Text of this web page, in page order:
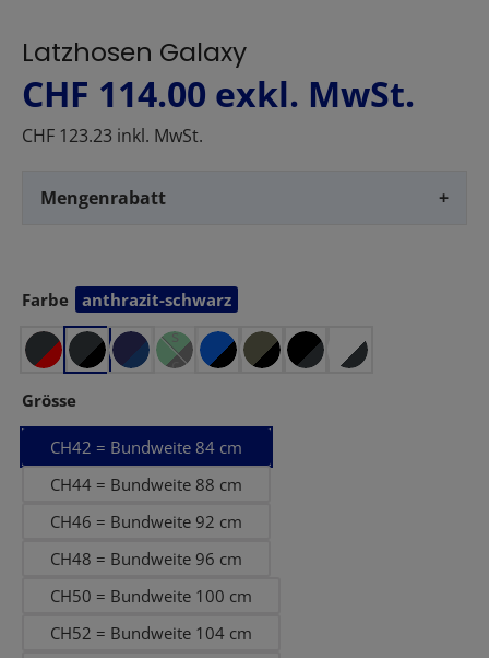
Latzhosen Galaxy
CHF 114.00 exkl. MwSt.
CHF 123.23 inkl. MwSt.
Mengenrabatt +
Farbe
auswählenanthrazit-schwarz
-
s
c
w
a
r
Grösse
CH42 = Bundweite 84 cm
CH44 = Bundweite 88 cm
CH46 = Bundweite 92 cm
CH48 = Bundweite 96 cm
CH50 = Bundweite 100 cm
CH52 = Bundweite 104 cm